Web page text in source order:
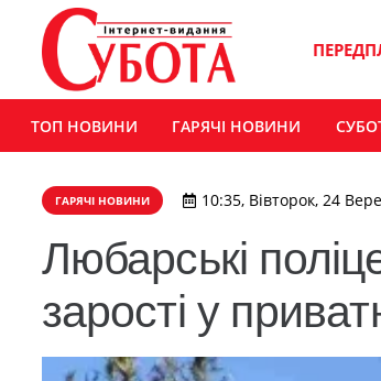
ТОП НОВИНИ ГАРЯЧІ НОВИНИ
ГАРЯЧІ НОВИНИ 10:35, Вівторок, 24
Любарські
зарості у